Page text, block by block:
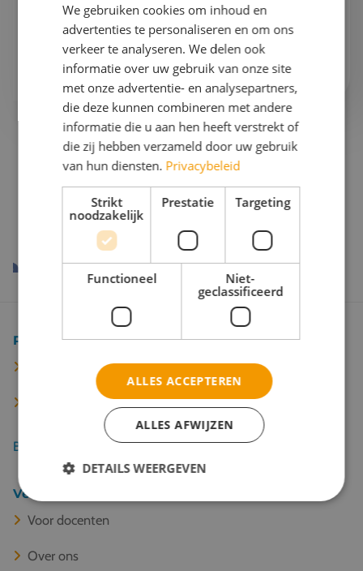
Bel mij op076 522 30 57
Of stuur mijeen e-mail
Onze reispartners
Populaire bestemmingen
Bekijk alle 67 bestemmingen
Veel gelezen
Voor docenten
Over ons
We gebruiken cookies om inhoud en
advertenties te personaliseren en om ons
verkeer te analyseren. We delen ook
informatie over uw gebruik van onze site
met onze advertentie- en analysepartners,
die deze kunnen combineren met andere
informatie die u aan hen heeft verstrekt of
die zij hebben verzameld door uw gebruik
van hun diensten. Privacybeleid
Strikt
noodzakelijk
Prestatie Targeting
Functioneel
Niet-
geclassificeerd
ALLES ACCEPTEREN
ALLES AFWIJZEN
DETAILS WEERGEVEN